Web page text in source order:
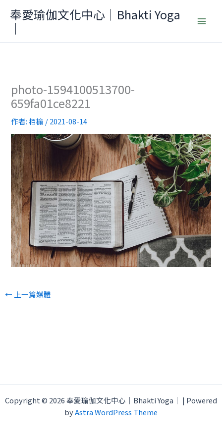
要
奉愛瑜伽文化中心｜Bhakti Yoga
｜
photo-1594100513700-
659fa01ce8221
作者:栢榆 /2021-08-14
← 上一篇媒體
Copyright © 2026 奉愛瑜伽文化中心｜Bhakti Yoga｜ | Powered
byAstra WordPress Theme